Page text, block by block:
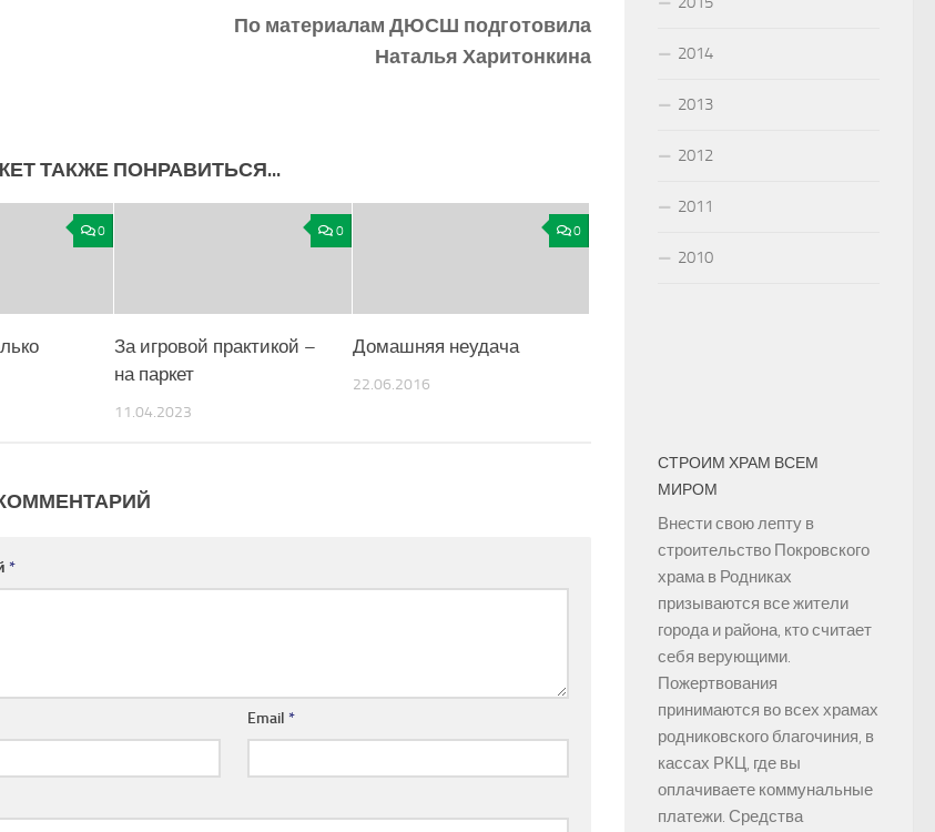
По материалам ДЮСШ подготовила
Наталья Харитонкина
ТАКЖЕ ПОНРАВИТЬСЯ...
0 0
За игровой практикой –
на паркет
11.04.2023
0
Домашняя неудача
22.06.2016
*
Email*
2014
2013
2012
2011
2010
СТРОИМ ХРАМ ВСЕМ
МИРОМ
Внести свою лепту в
строительство Покровского
храма в Родниках
призываются все жители
города и района, кто считает
себя верующими.
Пожертвования
принимаются во всех храмах
родниковского благочиния, в
кассах РКЦ, где вы
оплачиваете коммунальные
платежи. Средства